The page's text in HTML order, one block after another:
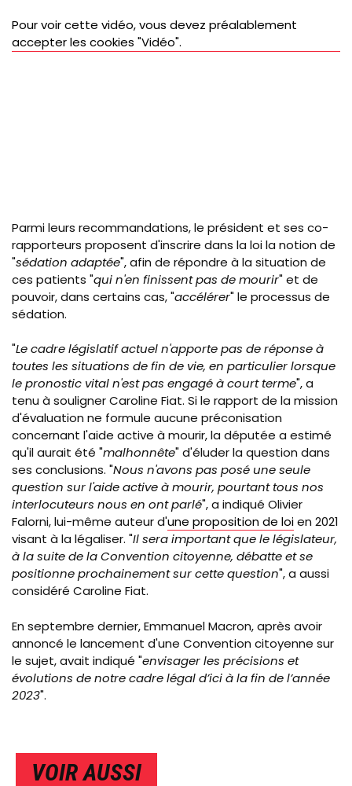
Pour voir cette vidéo, vous devez préalablement
accepter les cookies "Vidéo".
Parmi leurs recommandations, le président et ses co-
rapporteurs proposent d'inscrire dans la loi la notion de
"sédation adaptée", afin de répondre à la situation de
ces patients "qui n'en finissent pas de mourir" et de
pouvoir, dans certains cas, "accélérer" le processus de
sédation.
"Le cadre législatif actuel n'apporte pas de réponse à
toutes les situations de fin de vie, en particulier lorsque
le pronostic vital n'est pas engagé à court terme", a
tenu à souligner Caroline Fiat. Si le rapport de la mission
d'évaluation ne formule aucune préconisation
concernant l'aide active à mourir, la députée a estimé
qu'il aurait été "malhonnête" d'éluder la question dans
ses conclusions. "Nous n'avons pas posé une seule
question sur l'aide active à mourir, pourtant tous nos
interlocuteurs nous en ont parlé", a indiqué Olivier
Falorni, lui-même auteur d'une proposition de loien 2021
visant à la légaliser. "Il sera important que le législateur,
à la suite de la Convention citoyenne, débatte et se
positionne prochainement sur cette question", a aussi
considéré Caroline Fiat.
En septembre dernier, Emmanuel Macron, après avoir
annoncé le lancement d'une Convention citoyenne sur
le sujet,avait indiqué "envisager les précisions et
évolutions de notre cadre légal d’ici à la fin de l’année
2023".
VOIR AUSSI